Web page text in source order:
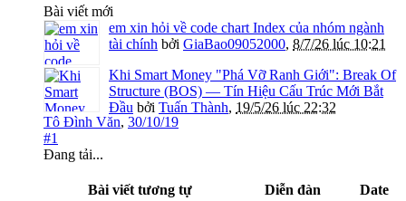
Bài viết mới
em xin hỏi về code chart Index của nhóm ngành
tài chính bởi GiaBao09052000, 8/7/26 lúc 10:21
Khi Smart Money "Phá Vỡ Ranh Giới": Break Of
Structure (BOS) — Tín Hiệu Cấu Trúc Mới Bắt
Đầu bởi Tuấn Thành, 19/5/26 lúc 22:32
Tô Đình Văn, 30/10/19
#1
Đang tải...
Bài viết tương tự Diễn đàn
Date